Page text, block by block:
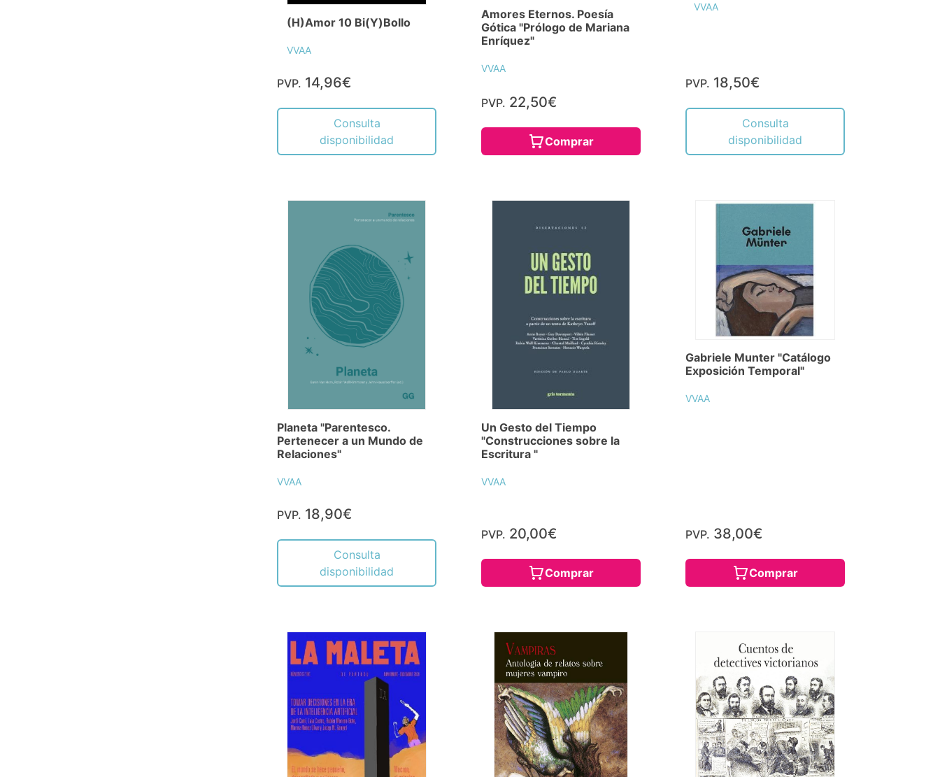
(H)Amor 10 Bi(Y)Bollo
VVAA
PVP. 14,96€
Consulta
disponibilidad
Amores Eternos. Poesía
Gótica "Prólogo de Mariana
Enríquez"
VVAA
PVP. 22,50€
Comprar
VVAA
PVP. 18,50€
Consulta
disponibilidad
Planeta "Parentesco.
Pertenecer a un Mundo de
Relaciones"
VVAA
PVP. 18,90€
Consulta
disponibilidad
Un Gesto del Tiempo
"Construcciones sobre la
Escritura "
VVAA
PVP. 20,00€
Comprar
Gabriele Munter "Catálogo
Exposición Temporal"
VVAA
PVP. 38,00€
Comprar